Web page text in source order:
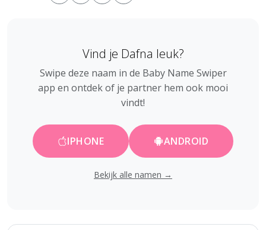
Vind je Dafna leuk?
Swipe deze naam in de Baby Name Swiper
app en ontdek of je partner hem ook mooi
vindt!
IPHONE ANDROID
Bekijk alle namen →